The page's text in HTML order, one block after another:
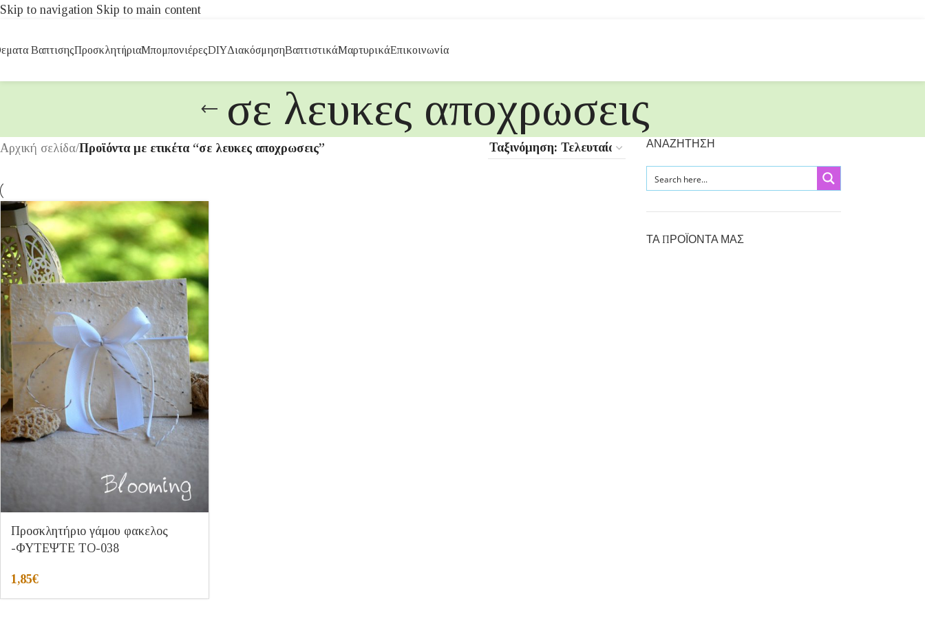
Skip to navigation Skip to main content
ΒαπτισηςΠροσκλητήριαΜπομπονιέρεςDIYΔιακόσμησηΒαπτιστικάΜαρτυρικάΕπικοινωνία
σε λευκες αποχρωσεις
Αρχική σελίδα/Προϊόντα με ετικέτα “σε λευκες αποχρωσεις”
Προσκλητήριο γάμου φακελος
-ΦΥΤΕΨΤΕ ΤΟ-038
1,85€
ΑΝΑΖΗΤΗΣΗ
ΤΑ ΠΡΟΪΟΝΤΑ ΜΑΣ